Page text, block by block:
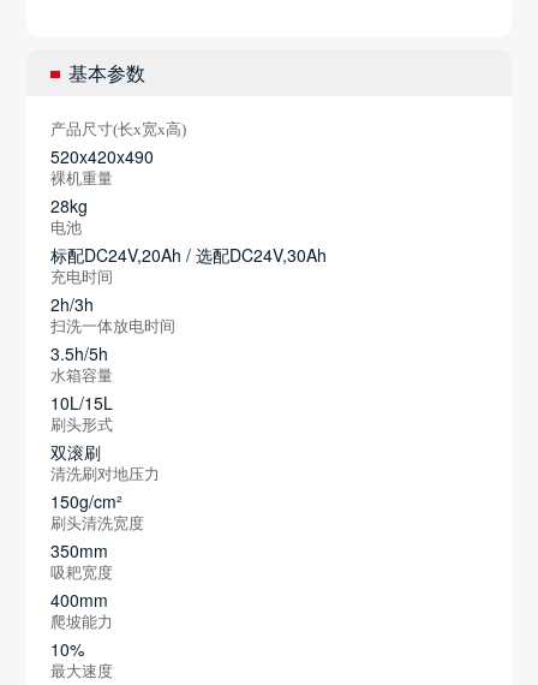
基本参数
产品尺寸(长x宽x高)
520x420x490
裸机重量
28kg
电池
标配DC24V,20Ah / 选配DC24V,30Ah
充电时间
2h/3h
扫洗一体放电时间
3.5h/5h
水箱容量
10L/15L
刷头形式
双滚刷
清洗刷对地压力
150g/cm²
刷头清洗宽度
350mm
吸耙宽度
400mm
爬坡能力
10%
最大速度